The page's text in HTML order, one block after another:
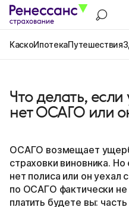
КаскоИпотекаПутешествия
Что делать,
нет ОСАГО или
ОСАГО возмещает
страховки виновника. Но
нет полиса или он уехал
по ОСАГО фактически не
платить будете вы: